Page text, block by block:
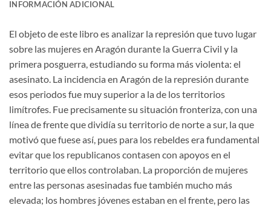
INFORMACIÓN ADICIONAL
El objeto de este libro es analizar la represión que tuvo lugar
sobre las mujeres en Aragón durante la Guerra Civil y la
primera posguerra, estudiando su forma más violenta: el
asesinato. La incidencia en Aragón de la represión durante
esos periodos fue muy superior a la de los territorios
limítrofes. Fue precisamente su situación fronteriza, con una
línea de frente que dividía su territorio de norte a sur, la que
motivó que fuese así, pues para los rebeldes era fundamental
evitar que los republicanos contasen con apoyos en el
territorio que ellos controlaban. La proporción de mujeres
entre las personas asesinadas fue también mucho más
elevada; los hombres jóvenes estaban en el frente, pero las